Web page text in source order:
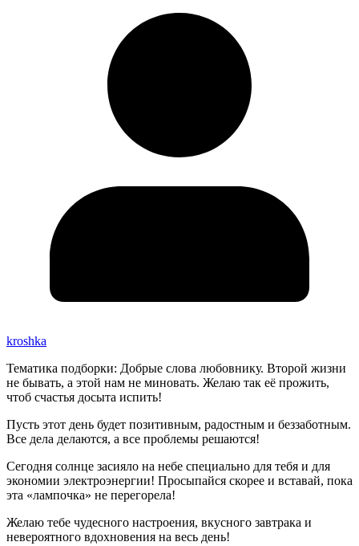
kroshka
Тематика подборки: Добрые слова любовнику. Второй жизни
не бывать, а этой нам не миновать. Желаю так её прожить,
чтоб счастья досыта испить!
Пусть этот день будет позитивным, радостным и беззаботным.
Все дела делаются, а все проблемы решаются!
Сегодня солнце засияло на небе специально для тебя и для
экономии электроэнергии! Просыпайся скорее и вставай, пока
эта «лампочка» не перегорела!
Желаю тебе чудесного настроения, вкусного завтрака и
невероятного вдохновения на весь день!